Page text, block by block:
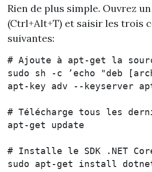
Rien de plus simple. Ouvrez
(Ctrl+Alt+T) et saisir les trois
suivantes:
# Ajoute à apt-get la
sudo sh -c ’echo "deb
apt-key adv --keyserver
# Télécharge tous les
apt-get update
# Installe le SDK .NET